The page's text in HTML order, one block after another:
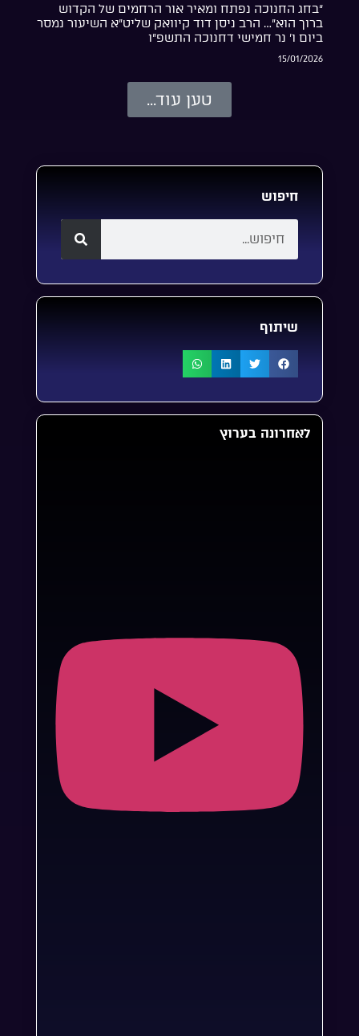
“בחג החנוכה נפתח ומאיר אור הרחמים של הקדוש
ברוך הוא”… הרב ניסן דוד קיוואק שליט”א השיעור נמסר
ביום ו’ נר חמישי דחנוכה התשפ”ו
15/01/2026
טען עוד...
חיפוש
שיתוף
לאחרונה בערוץ